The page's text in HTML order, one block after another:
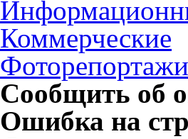
Коммерческие
Фоторепортажи
Сообщить об
Ошибка на